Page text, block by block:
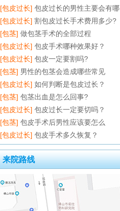
[包皮过长] 包皮过长的男性主要会有哪
[包皮过长] 割包皮过长手术费用多少?
[包茎] 做包茎手术的全部过程
[包皮过长] 包皮手术哪种效果好？
[包皮过长] 包皮一定要割吗?
[包茎] 男性的包茎会造成哪些常见
[包皮过长] 如何判断是包皮过长？
[包茎] 包茎出血是怎么回事?
[包皮过长] 包皮过长一定要切吗？
[包茎] 包皮手术后男性应该要怎么
[包皮过长] 包皮手术多久恢复？
来院路线